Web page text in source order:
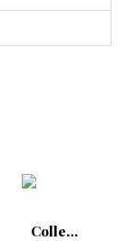
Collection